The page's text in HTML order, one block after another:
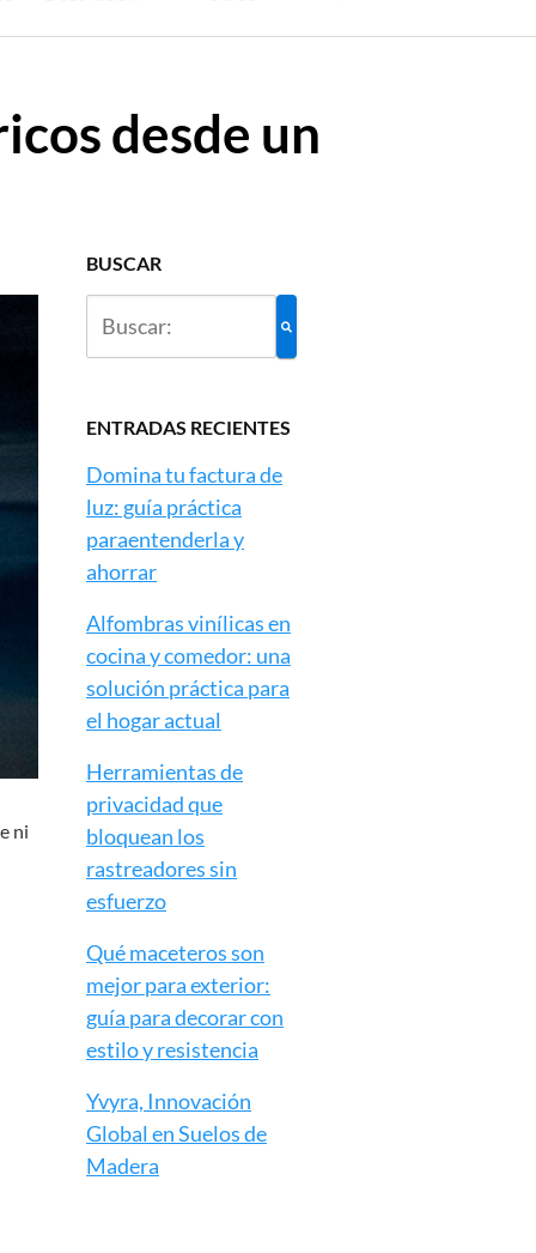
desde un
ni
BUSCAR
ENTRADAS RECIENTES
Domina tu factura de
luz: guía práctica
paraentenderla y
ahorrar
Alfombras vinílicas en
cocina y comedor: una
solución práctica para
el hogar actual
Herramientas de
privacidad que
bloquean los
rastreadores sin
esfuerzo
Qué maceteros son
mejor para exterior:
guía para decorar con
estilo y resistencia
Yvyra, Innovación
Global en Suelos de
Madera